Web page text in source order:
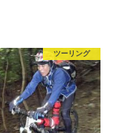
ツーリング